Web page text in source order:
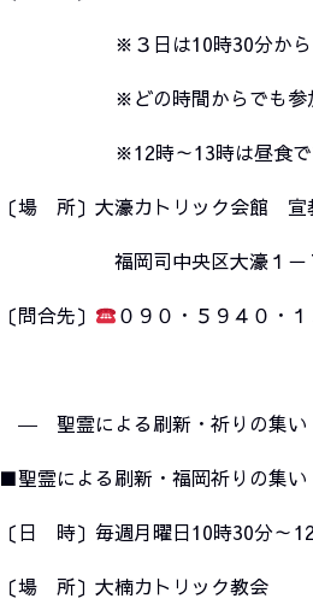
※３日は10時30分からミサ
※どの時間からでも参加
※12時～13時は昼食です
〔場 所〕大濠カトリック会館 宣
福岡司中央区大濠１－７
〔問合先〕 ０９０・５９４０・
― 聖霊による刷新・祈りの集い
■聖霊による刷新・福岡祈りの集い
〔日 時〕毎週月曜日10時30分～
〔場 所〕 大楠カトリック教会